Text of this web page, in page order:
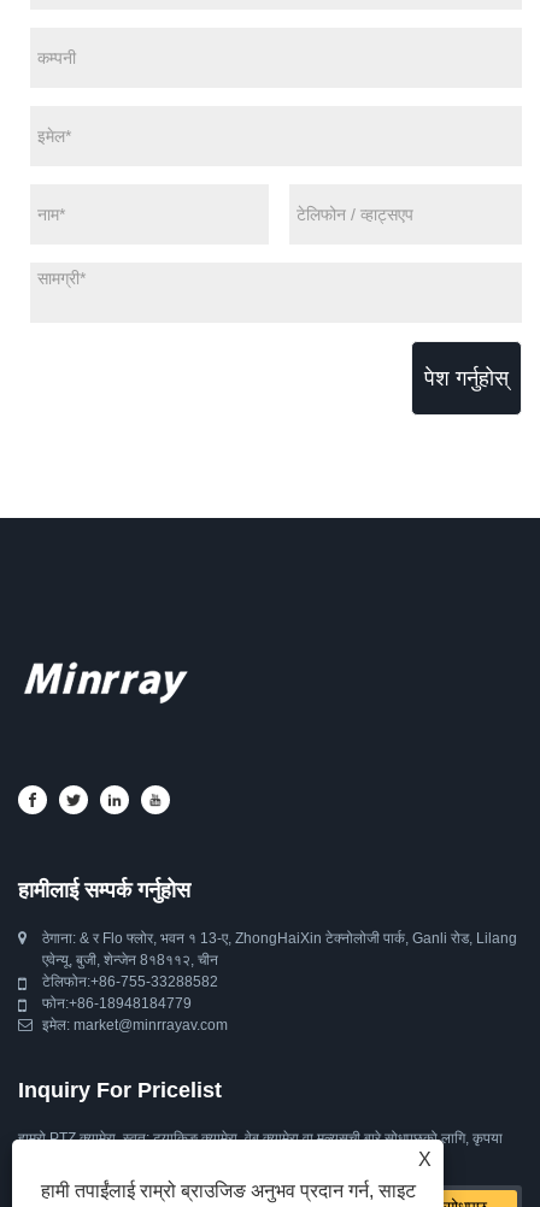
पेश गर्नुहोस्
हामीलाई सम्पर्क गर्नुहोस
ठेगाना: & र Flo फ्लोर, भवन १ 13-ए, ZhongHaiXin टेक्नोलोजी पार्क, Ganli रोड, Lilang
एवेन्यू, बुजी, शेन्जेन 8१8११२, चीन
टेलिफोन:+86-755-33288582
फोन:+86-18948184779
इमेल: market@minrrayav.com
Inquiry For Pricelist
हाम्रो PTZ क्यामेरा, स्वत: ट्र्याकिङ क्यामेरा, वेब क्यामेरा वा मूल्यसूची बारे सोधपुछको लागि, कृपया
X
हामी तपाईंलाई राम्रो ब्राउजिङ अनुभव प्रदान गर्न, साइट